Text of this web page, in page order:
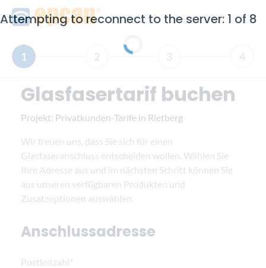
1 2 3 4
Glasfasertarif buchen
Projekt: Privatkunden-Tarife in Rietberg
Wir freuen uns, dass Sie sich für einen
Glasfaseranschluss entscheiden wollen. Wählen Sie
Ihre Adresse aus und im nächsten Schritt können Sie
aus unseren verfügbaren Produkten und
Zusatzoptionen auswählen.
Anschlussadresse
Postleitzahl*
Attempting to reconnect to the server: 1 of 8